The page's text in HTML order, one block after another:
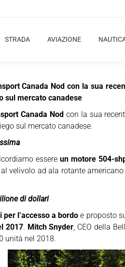
STRADA AVIAZIONE
Canada Nod con la sua
sul mercato canadese
Canada Nod con la sua
sul mercato canadese.
essereun motore 504-
al velivolo ad ala rotante
di dollari
l’accesso a bordo e proposto
2017. Mitch Snyder, CEO della
unità nel 2018.